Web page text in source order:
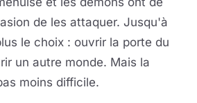
de les attaquer. Jusqu'à
le choix : ouvrir la porte du
un autre monde. Mais la
moins difficile.